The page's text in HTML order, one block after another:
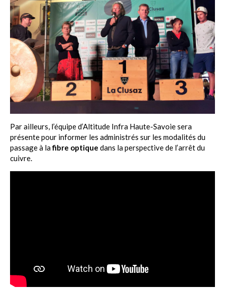
Par ailleurs, l’équipe d’Altitude Infra Haute-Savoie sera
présente pour informer les administrés sur les modalités du
passage à lafibre optique dans la perspective de l’arrêt du
cuivre.